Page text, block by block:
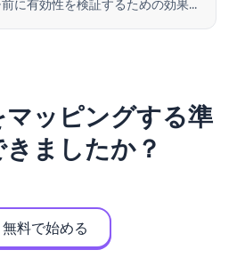
に有効性を検証するための効果的
ッピングする準
ましたか？
無料で始める